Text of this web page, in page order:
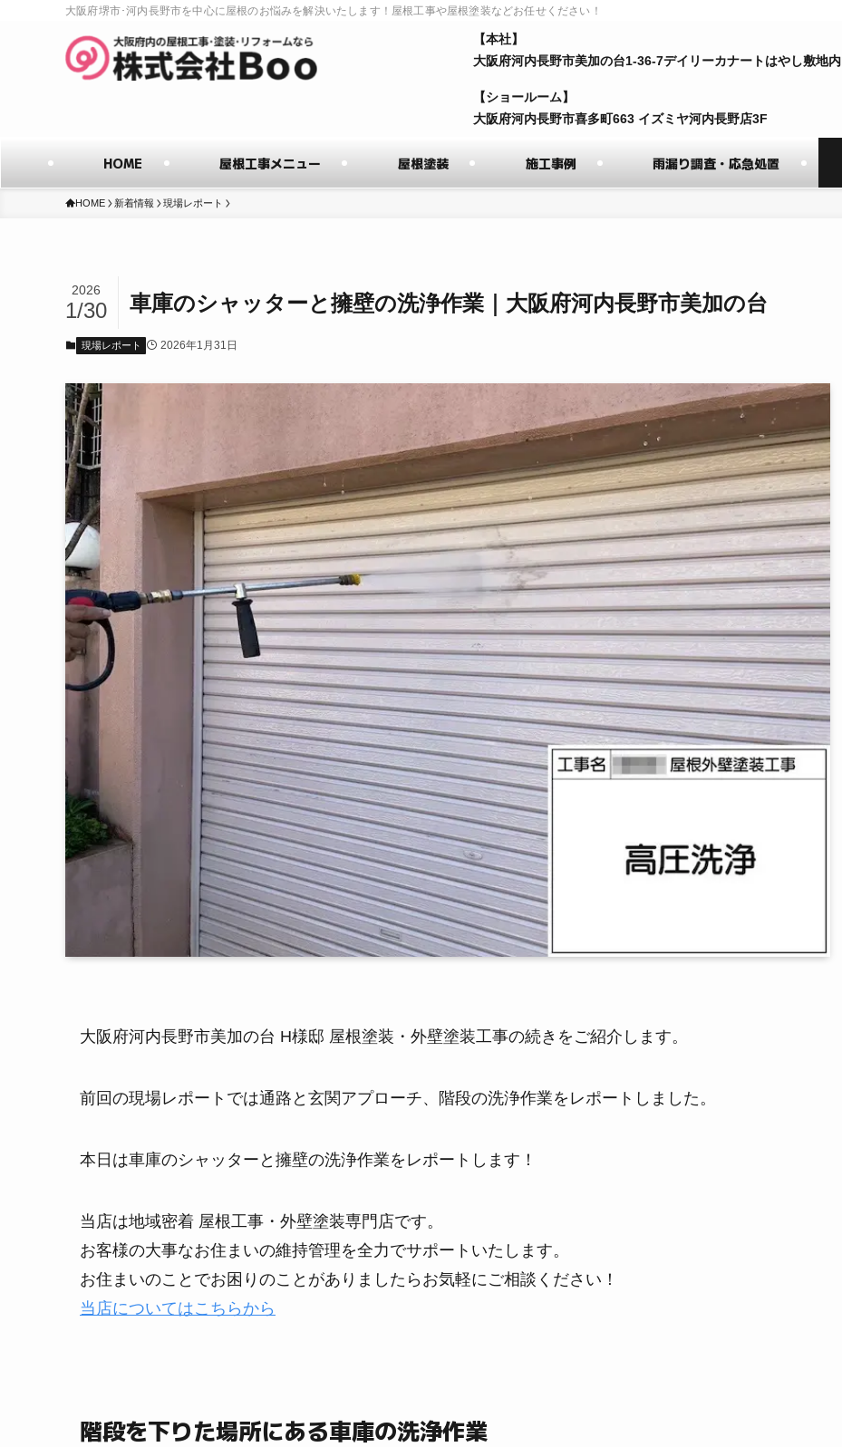
大阪府堺市･河内長野市を中心に屋根のお悩みを解決いたします！屋根工事や屋根塗装などお任せください！
HOME 屋根工事メニュー 屋根塗装 施工事例 雨漏り調査・応急処置
【本社】
⼤阪府河内⻑野市美加の台1-36-7デイリーカナートはやし敷地内
【ショールーム】
⼤阪府河内⻑野市喜多町663 イズミヤ河内⻑野店3F
HOME 新着情報 現場レポート
車庫のシャッターと擁壁の洗浄作業｜大阪府河内長野市美加の台
2026
1/30
現場レポート 2026年1月31日
大阪府河内長野市美加の台 H様邸 屋根塗装・外壁塗装工事の続きをご紹介します。
前回の現場レポートでは通路と玄関アプローチ、階段の洗浄作業をレポートしました。
本日は車庫のシャッターと擁壁の洗浄作業をレポートします！
当店は地域密着 屋根工事・外壁塗装専門店です。
お客様の大事なお住まいの維持管理を全力でサポートいたします。
お住まいのことでお困りのことがありましたらお気軽にご相談ください！
当店についてはこちらから
階段を下りた場所にある車庫の洗浄作業